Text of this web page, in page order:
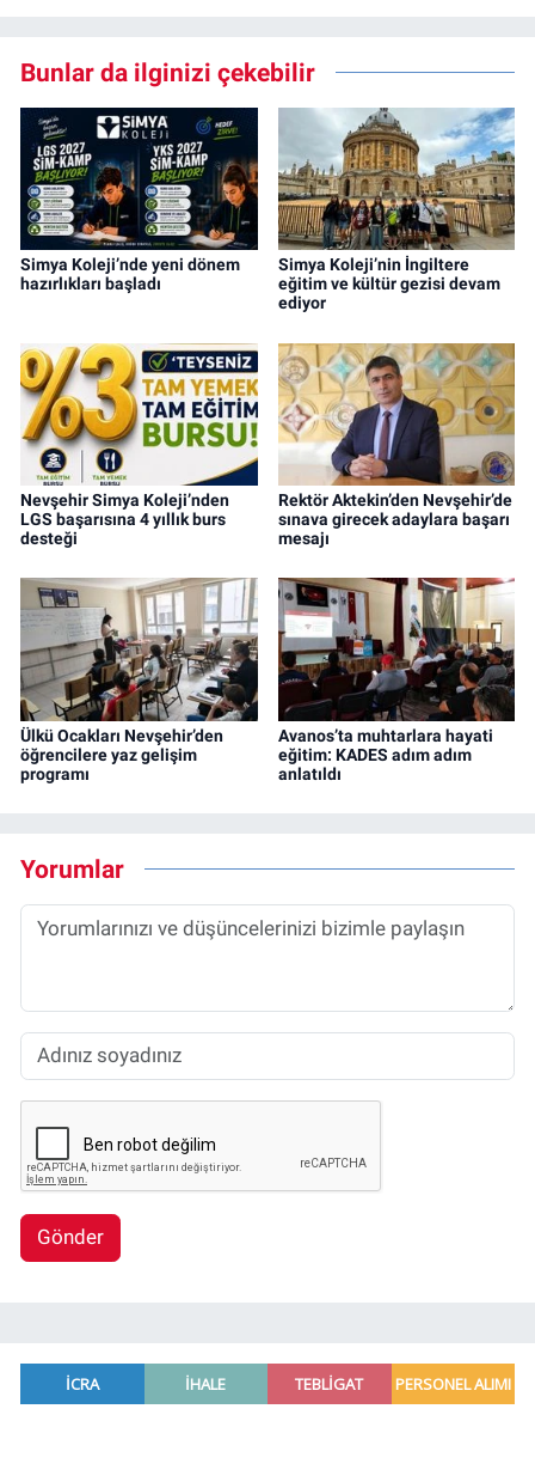
Bunlar da ilginizi çekebilir
Simya Koleji’nde yeni dönem
hazırlıkları başladı
Simya Koleji’nin İngiltere
eğitim ve kültür gezisi devam
ediyor
Nevşehir Simya Koleji’nden
LGS başarısına 4 yıllık burs
desteği
Rektör Aktekin’den Nevşehir’de
sınava girecek adaylara başarı
mesajı
Ülkü Ocakları Nevşehir’den
öğrencilere yaz gelişim
programı
Avanos’ta muhtarlara hayati
eğitim: KADES adım adım
anlatıldı
Yorumlar
Gönder